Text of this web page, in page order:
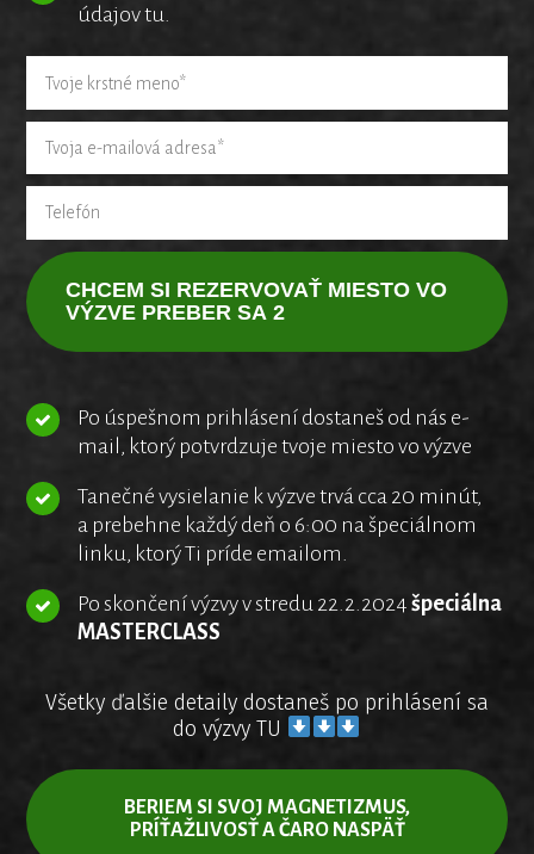
údajov tu.
CHCEM SI REZERVOVAŤ MIESTO VO
VÝZVE PREBER SA 2
Po úspešnom prihlásení dostaneš od nás e-
mail, ktorý potvrdzuje tvoje miesto vo výzve
Tanečné vysielanie k výzve trvá cca 20 minút,
a prebehne každý deň o 6:00 na špeciálnom
linku, ktorý Ti príde emailom.
Po skončení výzvy v stredu 22.2.2024špeciálna
MASTERCLASS
Všetky ďalšie detaily dostaneš po prihlásení sa
do výzvy TU
BERIEM SI SVOJ MAGNETIZMUS,
PRÍŤAŽLIVOSŤ A ČARO NASPÄŤ